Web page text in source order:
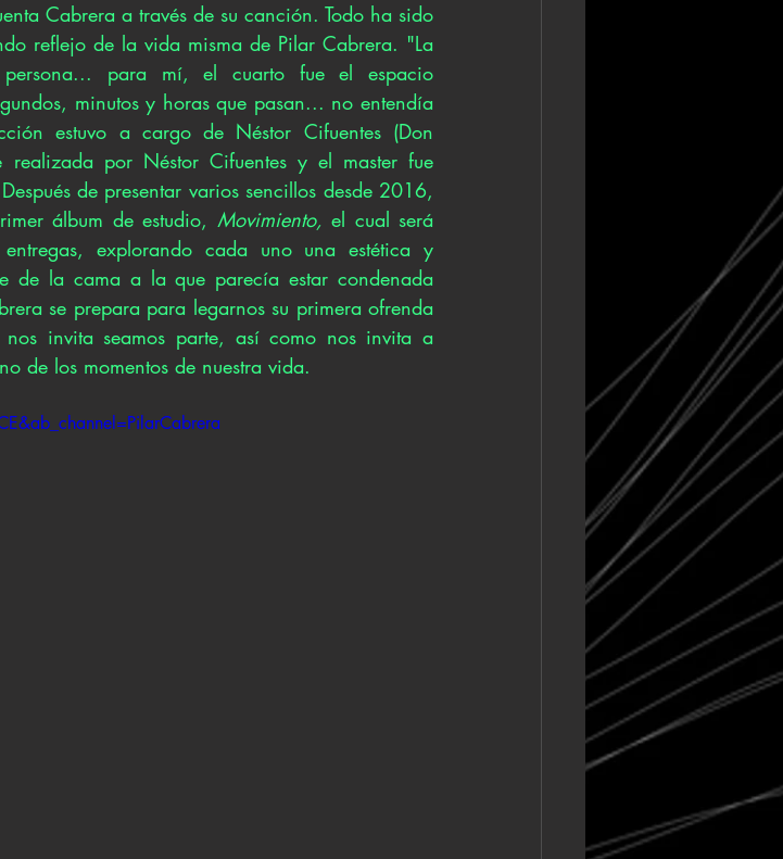
Cabrera a través de su canción. Todo ha sido
reflejo de la vida misma de Pilar Cabrera. "La
para mí, el cuarto fue el espacio
minutos y horas que pasan... no entendía
estuvo a cargo de Néstor Cifuentes (Don
por Néstor Cifuentes y el master fue
de presentar varios sencillos desde 2016,
álbum de estudio, Movimiento, el cual será
explorando cada uno una estética y
de la cama a la que parecía estar condenada
se prepara para legarnos su primera ofrenda
invita seamos parte, así como nos invita a
de los momentos de nuestra vida.